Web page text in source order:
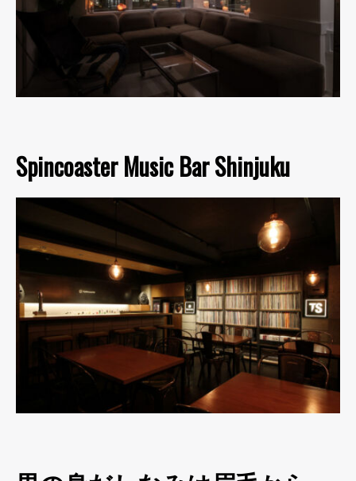
Spincoaster Music Bar Shinjuku